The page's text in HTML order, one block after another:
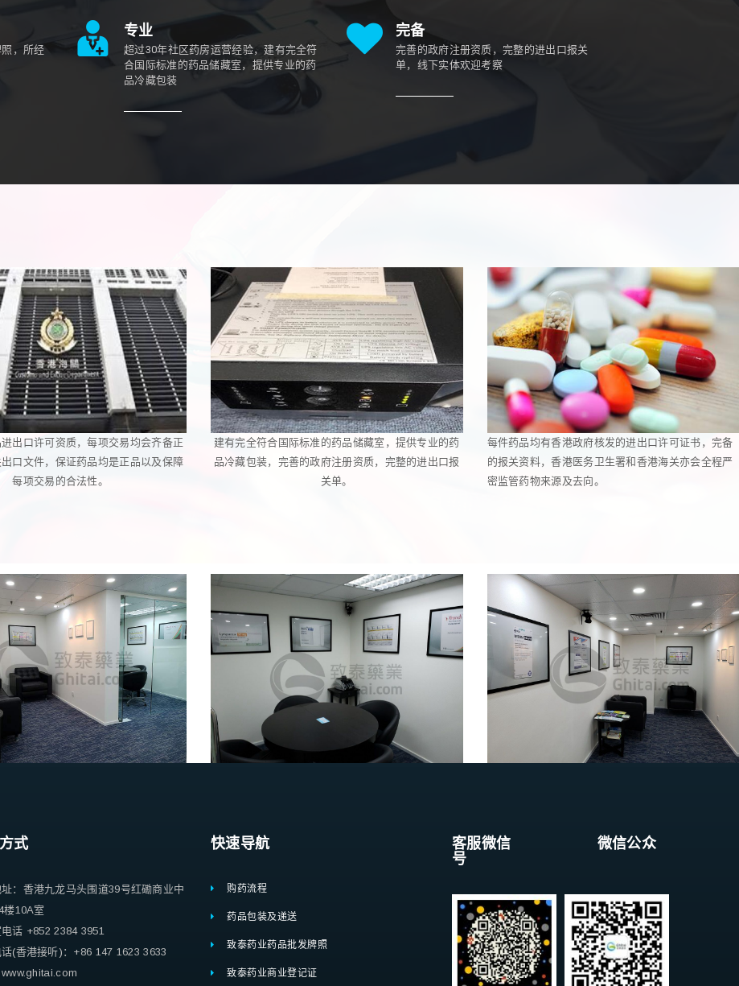
，所经
专业
超过30年社区药房运营经验，建有完全符
合国际标准的药品储藏室，提供专业的药
品冷藏包装
完备
完善的政府注册资质，完整的进出口报关
单，线下实体欢迎考察
出口许可资质，每项交易均会齐备正
口文件，保证药品均是正品以及保障
每项交易的合法性。
建有完全符合国际标准的药品储藏室，提供专业的药
品冷藏包装，完善的政府注册资质，完整的进出口报
关单。
每件药品均有香港政府核发的进出口许可证书，完备
的报关资料，香港医务卫生署和香港海关亦会全程严
密监管药物来源及去向。
式
：香港九龙马头围道39号红磡商业中
楼10A室
话 +852 2384 3951
(香港接听)：+86 147 1623 3633
www.ghitai.com
快速导航
购药流程
药品包装及递送
致泰药业药品批发牌照
致泰药业商业登记证
客服微信 微信公众
号